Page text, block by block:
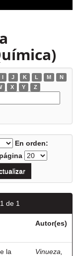
I J K L M
N
X Y Z
En orden:
de 1
Autor(es)
la
Vinueza,